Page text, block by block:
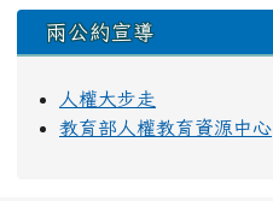
兩公約宣導
人權大步走
教育部人權教育資源中心